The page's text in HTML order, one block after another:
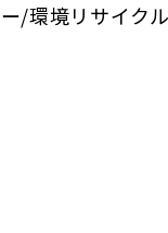
/環境リサイク